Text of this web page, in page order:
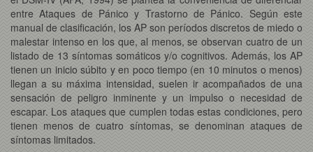
entre Ataques de Pánico y Trastorno de Pánico. Según este
manual de clasificación, los AP son períodos discretos de miedo o
malestar intenso en los que, al menos, se observan cuatro de un
listado de 13 síntomas somáticos y/o cognitivos. Además, los AP
tienen un inicio súbito y en poco tiempo (en 10 minutos o menos)
llegan a su máxima intensidad, suelen ir acompañados de una
sensación de peligro inminente y un impulso o necesidad de
escapar. Los ataques que cumplen todas estas condiciones, pero
tienen menos de cuatro síntomas, se denominan ataques de
síntomas limitados.